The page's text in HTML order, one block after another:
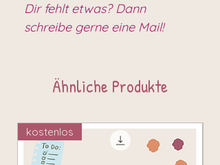
Dir fehlt etwas? Dann
schreibe gerne eine Mail!
Ähnliche Produkte
kostenlos